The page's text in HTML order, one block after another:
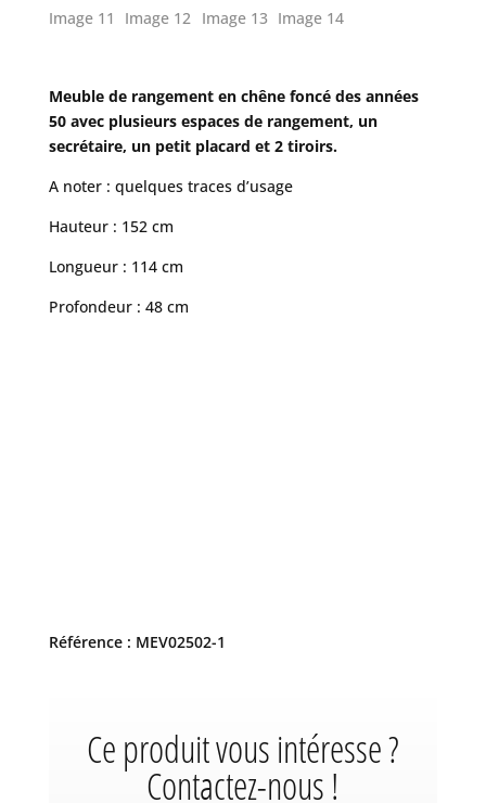
Meuble de rangement en chêne foncé des années
50 avec plusieurs espaces de rangement, un
secrétaire, un petit placard et 2 tiroirs.
A noter : quelques traces d’usage
Hauteur : 152 cm
Longueur : 114 cm
Profondeur : 48 cm
Référence : MEV02502-1
Ce produit vous intéresse ?
Contactez-nous !